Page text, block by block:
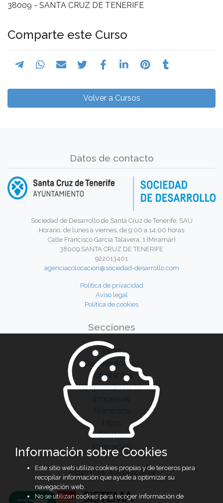
38009 - SANTA CRUZ DE TENERIFE
Comparte este Curso
Volver a Cursos
Datos de contacto
Sociedad de Desarrollo de Santa Cruz de Tenerife, SAU
Horario: de lunes a viernes, de 9:00 a 14:00 horas
Calle Francisco García Talavera, 1 (Miramar)
38009 SANTA CRUZ DE TENERIFE
922013401
agenciacolocacion@sociedad-desarrollo.com
Política de privacidad
Aviso legal
Política de cookies
Secciones
Inicio
Quiénes somos
Solicitantes
Emprendimiento
Empresas
Alumnado
Hitos
Ofertas
Formación
Agencia autorizada
Información sobre Cookies
Este sitio web utiliza cookies propias y de terceros para
recopilar información que ayude a optimizar su
navegación web.
No se utilizan cookies para recoger información de